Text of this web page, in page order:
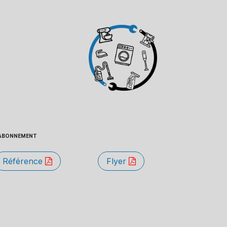
Référence Flyer